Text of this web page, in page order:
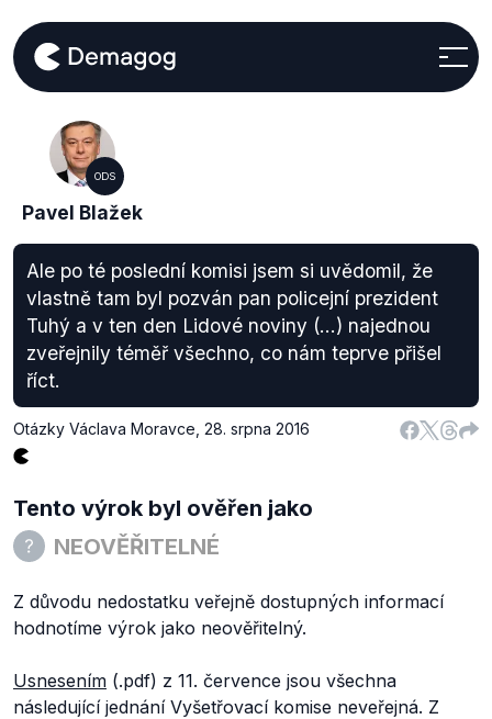
ODS
Pavel Blažek
Ale po té poslední komisi jsem si uvědomil, že
vlastně tam byl pozván pan policejní prezident
Tuhý a v ten den Lidové noviny (...) najednou
zveřejnily téměř všechno, co nám teprve přišel
říct.
Otázky Václava Moravce 28. srpna 2016
Tento výrok byl ověřen jako
NEOVĚŘITELNÉ
Z důvodu nedostatku veřejně dostupných informací
hodnotíme výrok jako neověřitelný.
Usnesením (.pdf) z 11. července jsou všechna
následující jednání Vyšetřovací komise neveřejná. Z